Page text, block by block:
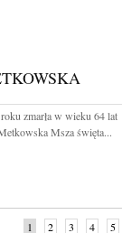
zmarła w wieku 64 lat
Msza święta...
1 2 3 4 5